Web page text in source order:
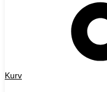
Kurv